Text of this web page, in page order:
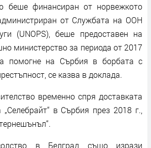
беше финансиран от норвежкото
от Службата на ООН
(UNOPS), беше предоставен на
министерство за периода от 2017
помогне на Сърбия в борбата с
се казва в доклада.
временно спря доставката
в Сърбия през 2018 г.,
в Белград също изрази